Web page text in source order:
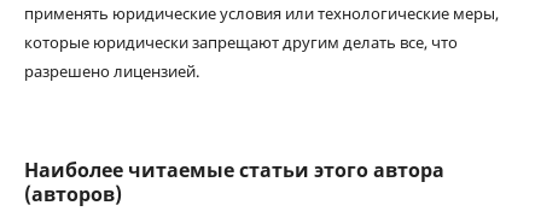
применять юридические условия или технологические меры,
которые юридически запрещают другим делать все, что
разрешено лицензией.
Наиболее читаемые статьи этого автора
(авторов)